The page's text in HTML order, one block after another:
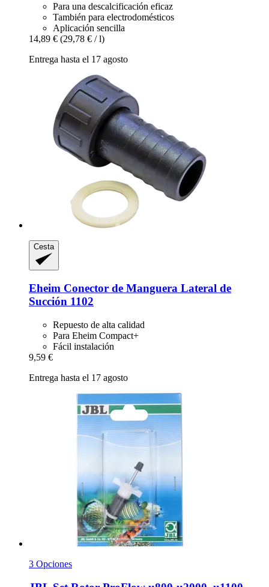
Para una descalcificación eficaz
También para electrodomésticos
Aplicación sencilla
14,89 € (29,78 € / l)
Entrega hasta el 17 agosto
Cesta
Eheim Conector de Manguera Lateral de
Succión 1102
Repuesto de alta calidad
Para Eheim Compact+
Fácil instalación
9,59 €
Entrega hasta el 17 agosto
3 Opciones